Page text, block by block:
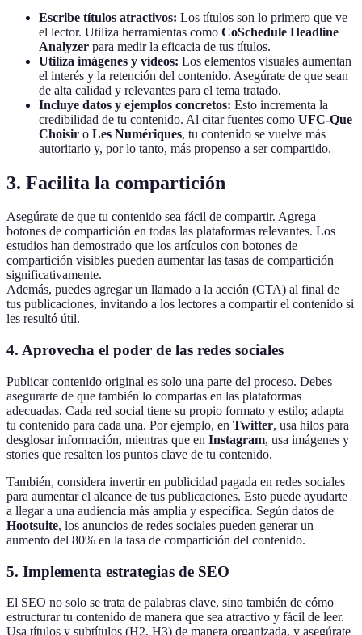
Escribe títulos atractivos: Los títulos son lo primero que ve
el lector. Utiliza herramientas como CoSchedule Headline
Analyzer para medir la eficacia de tus títulos.
Utiliza imágenes y vídeos: Los elementos visuales aumentan
el interés y la retención del contenido. Asegúrate de que sean
de alta calidad y relevantes para el tema tratado.
Incluye datos y ejemplos concretos: Esto incrementa la
credibilidad de tu contenido. Al citar fuentes como UFC-Que
Choisir o Les Numériques, tu contenido se vuelve más
autoritario y, por lo tanto, más propenso a ser compartido.
3. Facilita la compartición
Asegúrate de que tu contenido sea fácil de compartir. Agrega
botones de compartición en todas las plataformas relevantes. Los
estudios han demostrado que los artículos con botones de
compartición visibles pueden aumentar las tasas de compartición
significativamente.
Además, puedes agregar un llamado a la acción (CTA) al final de
tus publicaciones, invitando a los lectores a compartir el contenido si
les resultó útil.
4. Aprovecha el poder de las redes sociales
Publicar contenido original es solo una parte del proceso. Debes
asegurarte de que también lo compartas en las plataformas
adecuadas. Cada red social tiene su propio formato y estilo; adapta
tu contenido para cada una. Por ejemplo, en Twitter, usa hilos para
desglosar información, mientras que en Instagram, usa imágenes y
stories que resalten los puntos clave de tu contenido.
También, considera invertir en publicidad pagada en redes sociales
para aumentar el alcance de tus publicaciones. Esto puede ayudarte
a llegar a una audiencia más amplia y específica. Según datos de
Hootsuite, los anuncios de redes sociales pueden generar un
aumento del 80% en la tasa de compartición del contenido.
5. Implementa estrategias de SEO
El SEO no solo se trata de palabras clave, sino también de cómo
estructurar tu contenido de manera que sea atractivo y fácil de leer.
Usa títulos y subtítulos (H2, H3) de manera organizada, y asegúrate